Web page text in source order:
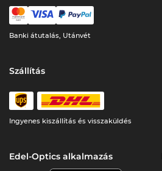
Banki átutalás, Utánvét
Szállítás
Ingyenes kiszállítás és visszaküldés
Edel-Optics alkalmazás